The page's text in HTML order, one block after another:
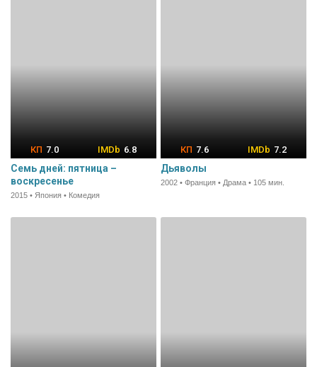
7.0 6.8
Семь дней: пятница –
воскресенье
2015 • Япония • Комедия
7.6 7.2
Дьяволы
2002 • Франция • Драма • 105 мин.